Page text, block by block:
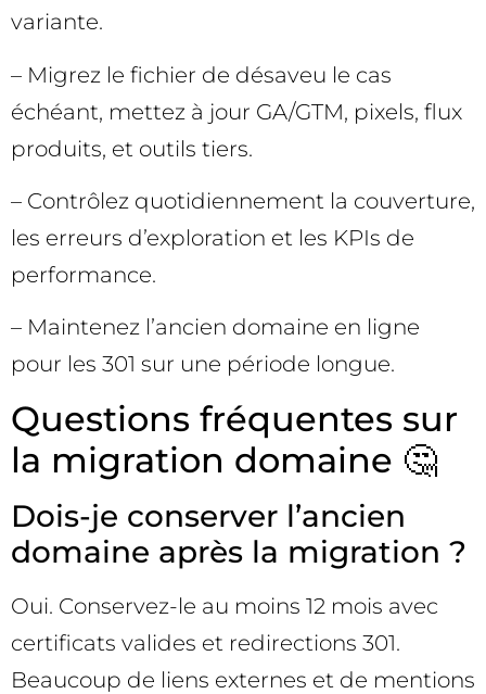
variante.
– Migrez le fichier de désaveu le cas
échéant, mettez à jour GA/GTM, pixels, flux
produits, et outils tiers.
– Contrôlez quotidiennement la couverture,
les erreurs d’exploration et les KPIs de
performance.
– Maintenez l’ancien domaine en ligne
pour les 301 sur une période longue.
Questions fréquentes sur
la migration domaine 🤔
Dois-je conserver l’ancien
domaine après la migration ?
Oui. Conservez-le au moins 12 mois avec
certificats valides et redirections 301.
Beaucoup de liens externes et de mentions